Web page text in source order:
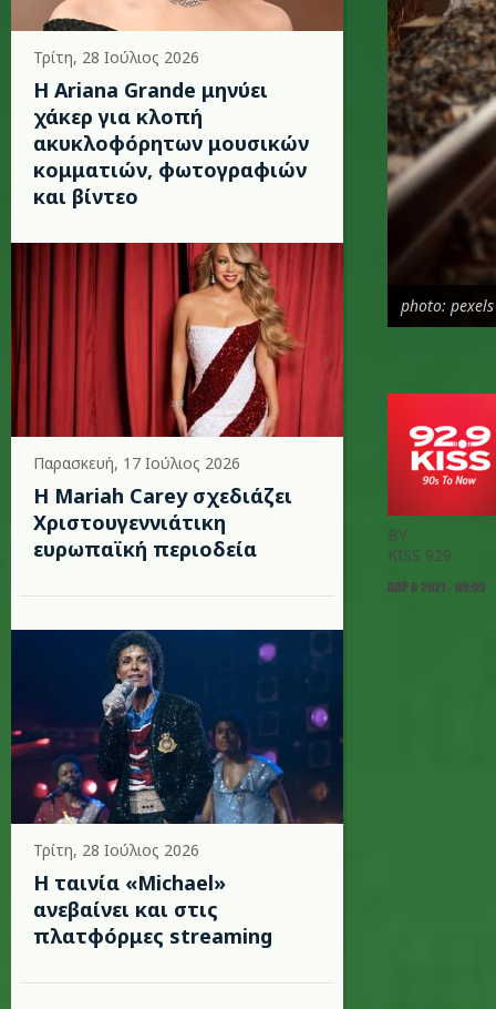
Τρίτη, 28 Ιούλιος 2026
Η Ariana Grande μηνύει
χάκερ για κλοπή
ακυκλοφόρητων μουσικών
κομματιών, φωτογραφιών
και βίντεο
Παρασκευή, 17 Ιούλιος 2026
Η Mariah Carey σχεδιάζει
Χριστουγεννιάτικη
ευρωπαϊκή περιοδεία
Τρίτη, 28 Ιούλιος 2026
Η ταινία «Michael»
ανεβαίνει και στις
πλατφόρμες streaming
photo: pexels
BY
KISS 929
ΑΠΡ 6 2021 - 09:09